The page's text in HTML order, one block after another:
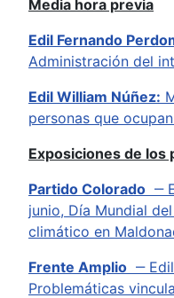
Media hora previa
Edil Fernando
Administración del
Edil William Núñez:
personas que
Exposiciones de los
Partido Colorado ‒
junio, Día Mundial
climático en
Frente Amplio ‒
Problemáticas